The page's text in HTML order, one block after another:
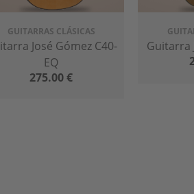
GUITARRAS CLÁSICAS
José Gómez C40-
EQ
275.00€
Guitarra